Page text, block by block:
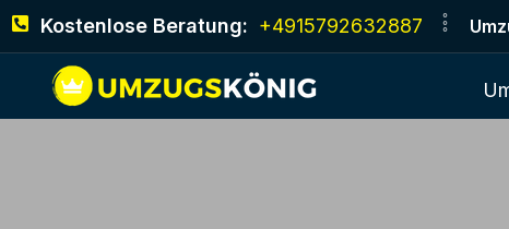
Kostenlose Beratung: +4915792632887